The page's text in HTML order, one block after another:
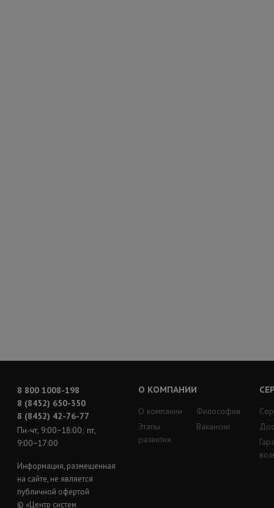
8 800 1008-198
8 (8452) 650-350
8 (8452) 42-76-77
Пн-чт, 9:00−18:00; пт,
9:00−17:00
Информация, размещенная
на сайте, не является
публичной офертой
© «Центр систем
О КОМПАНИИ
О компании
Этапы
развития
Философия
Вакансии